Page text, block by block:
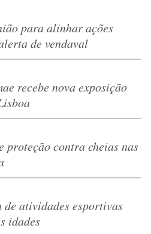
para alinhar ações
de vendaval
recebe nova exposição
proteção contra cheias nas
atividades esportivas
idades